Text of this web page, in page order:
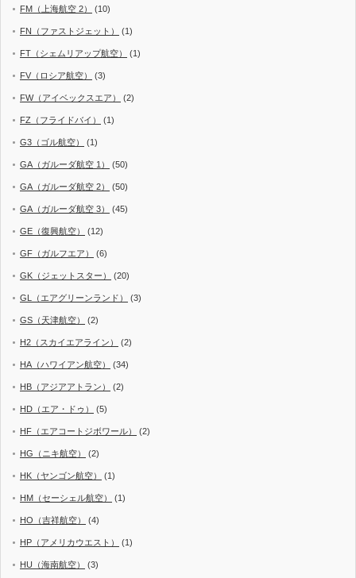
FM（上海航空 2） (10)
FN（ファストジェット） (1)
FT（シェムリアップ航空） (1)
FV（ロシア航空） (3)
FW（アイベックスエア） (2)
FZ（フライドバイ） (1)
G3（ゴル航空） (1)
GA（ガルーダ航空 1） (50)
GA（ガルーダ航空 2） (50)
GA（ガルーダ航空 3） (45)
GE（復興航空） (12)
GF（ガルフエア） (6)
GK（ジェットスター） (20)
GL（エアグリーンランド） (3)
GS（天津航空） (2)
H2（スカイエアライン） (2)
HA（ハワイアン航空） (34)
HB（アジアアトラン） (2)
HD（エア・ドゥ） (5)
HF（エアコートジボワール） (2)
HG（ニキ航空） (2)
HK（ヤンゴン航空） (1)
HM（セーシェル航空） (1)
HO（吉祥航空） (4)
HP（アメリカウエスト） (1)
HU（海南航空） (3)